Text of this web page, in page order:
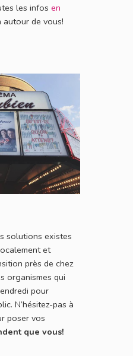
les infos en
autour de vous!
solutions existes
et
près de chez
organismes qui
pour
N’hésitez-pas à
poser vos
que vous!